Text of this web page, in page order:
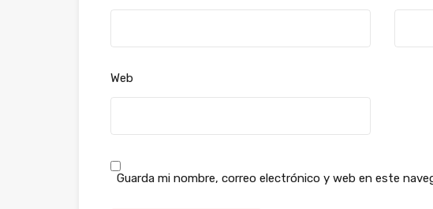
Web
Guarda mi nombre, correo electrónico y web en este